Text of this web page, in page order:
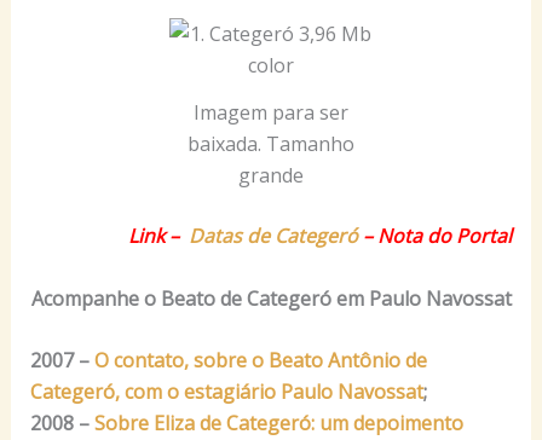
Imagem para ser
baixada. Tamanho
grande
Link – Datas de Categeró– Nota do Portal
Acompanhe o Beato de Categeró em Paulo Navossat
2007 –O contato, sobre o Beato Antônio de
Categeró, com o estagiário Paulo Navossat;
2008 –Sobre Eliza de Categeró: um depoimento